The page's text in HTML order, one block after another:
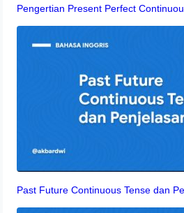
Pengertian Present Perfect
Past Future Continuous Tense dan